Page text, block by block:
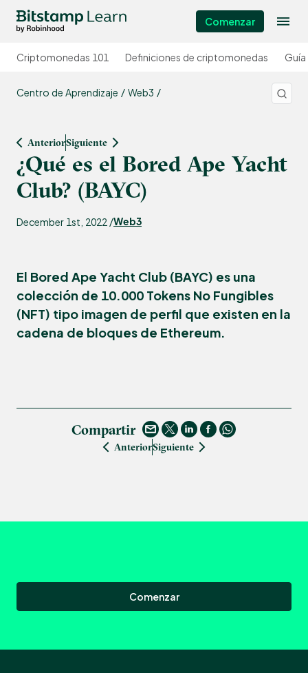
Comenzar
Criptomonedas 101 Definiciones de criptomonedas
Centro de Aprendizaje Web3
AnteriorSiguiente
¿Qué es el Bored Ape Yacht
Club? (BAYC)
December 1st, 2022 /Web3
El Bored Ape Yacht Club (BAYC) es una
colección de 10.000 Tokens No Fungibles
(NFT) tipo imagen de perfil que existen en la
cadena de bloques de Ethereum.
Compartir
AnteriorSiguiente
Comenzar